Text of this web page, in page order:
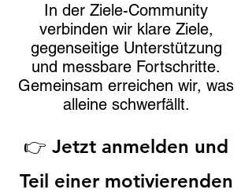
In der Ziele-Community
verbinden wir klare Ziele,
gegenseitige Unterstützung
und messbare Fortschritte.
Gemeinsam erreichen wir, was
alleine schwerfällt.
👉 Jetzt anmelden und
Teil einer motivierenden